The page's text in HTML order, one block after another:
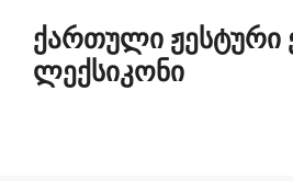
ქართული ჟესტური
ლექსიკონი